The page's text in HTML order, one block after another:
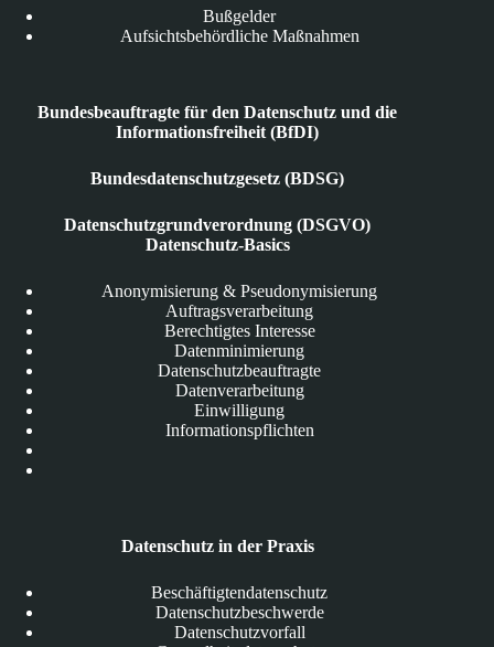
Bußgelder
Aufsichtsbehördliche Maßnahmen
Bundesbeauftragte für den Datenschutz und die
Informationsfreiheit (BfDI)
Bundesdatenschutzgesetz (BDSG)
Datenschutzgrundverordnung (DSGVO)
Datenschutz-Basics
Anonymisierung & Pseudonymisierung
Auftragsverarbeitung
Berechtigtes Interesse
Datenminimierung
Datenschutzbeauftragte
Datenverarbeitung
Einwilligung
Informationspflichten
Datenschutz in der Praxis
Beschäftigtendatenschutz
Datenschutzbeschwerde
Datenschutzvorfall